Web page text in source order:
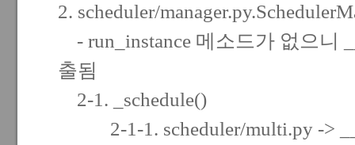
2. scheduler/
- run_instance 메소드가 없으니
출됨
2-1. _schedule()
2-1-1. scheduler/multi.py ->